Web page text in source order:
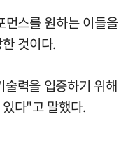
먼스를 원하는 이들을
것이다.
력을 입증하기 위해
다"고 말했다.